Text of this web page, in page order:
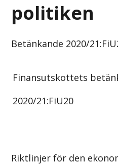
politiken
Betänkande 2020/
Finansutskottets
2020/21:FiU20
Riktlinjer för den